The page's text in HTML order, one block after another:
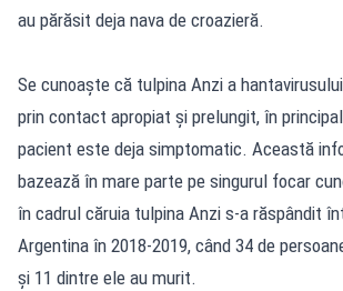
au părăsit deja nava de croazieră.
Se cunoaște că tulpina Anzi a
prin contact apropiat și prelungit, în
pacient este deja simptomatic. Această
bazează în mare parte pe singurul focar
în cadrul căruia tulpina Anzi s-a răspândit
Argentina în 2018-2019, când 34 de
și 11 dintre ele au murit.